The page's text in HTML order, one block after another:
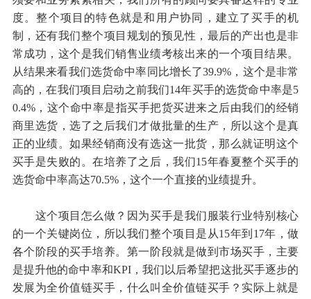
度。整个项目的特色就是和用户协同，建立了买手的机
制，还有我们整个项目规划的预见性，最后的产出也是非
常成功，这个是我们销售业绩考核出来的一个项目结果。
从结果来看我们选货命中率同比增长了39.9%，这个是非常
高的，在我们项目启动之前我们14年买手的选货命中率是5
0.4%，这个命中率是指买手把货买进来之后由我们的经销
商里选货，选了之后我们才做批量的生产，所以这个是真
正的业绩。如果经销商没有选这一批货，那么就证明这个
买手是失败的。在培养了之后，我们15年春夏整个买手的
选货命中率高达70.5%，这个一个直接的业绩提升。
这个项目怎么做？因为买手是我们服装行业特别核心
的一个关键岗位，所以我们整个项目是从15年到17年，做
各个阶段的买手培养。第一阶段就是做到市场买手，主要
是提升他的命中率和KPI，我们以后希望把这批买手逐步的
发展为全价值链买手，什么叫全价值链买手？实际上就是